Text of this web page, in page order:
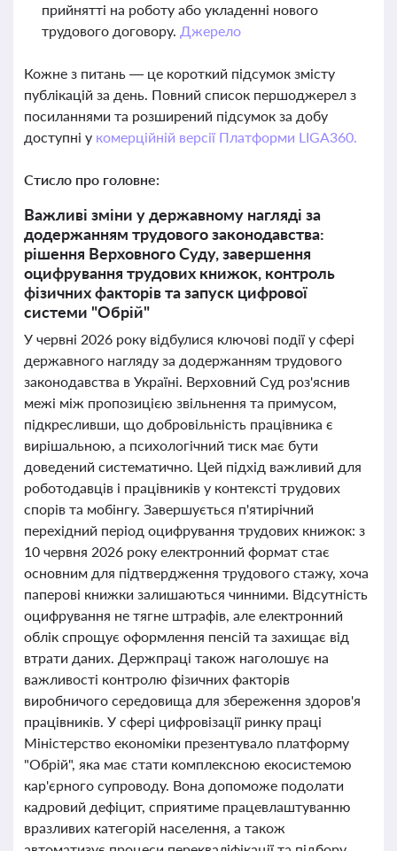
прийнятті на роботу або укладенні нового
трудового договору. Джерело
Кожне з питань — це короткий підсумок змісту
публікацій за день. Повний список першоджерел з
посиланнями та розширений підсумок за добу
доступні у комерційній версії Платформи LIGA360.
Стисло про головне:
Важливі зміни у державному нагляді за
додержанням трудового законодавства:
рішення Верховного Суду, завершення
оцифрування трудових книжок, контроль
фізичних факторів та запуск цифрової
системи "Обрій"
У червні 2026 року відбулися ключові події у сфері
державного нагляду за додержанням трудового
законодавства в Україні. Верховний Суд роз'яснив
межі між пропозицією звільнення та примусом,
підкресливши, що добровільність працівника є
вирішальною, а психологічний тиск має бути
доведений систематично. Цей підхід важливий для
роботодавців і працівників у контексті трудових
спорів та мобінгу. Завершується п'ятирічний
перехідний період оцифрування трудових книжок: з
10 червня 2026 року електронний формат стає
основним для підтвердження трудового стажу, хоча
паперові книжки залишаються чинними. Відсутність
оцифрування не тягне штрафів, але електронний
облік спрощує оформлення пенсій та захищає від
втрати даних. Держпраці також наголошує на
важливості контролю фізичних факторів
виробничого середовища для збереження здоров'я
працівників. У сфері цифровізації ринку праці
Міністерство економіки презентувало платформу
"Обрій", яка має стати комплексною екосистемою
кар'єрного супроводу. Вона допоможе подолати
кадровий дефіцит, сприятиме працевлаштуванню
вразливих категорій населення, а також